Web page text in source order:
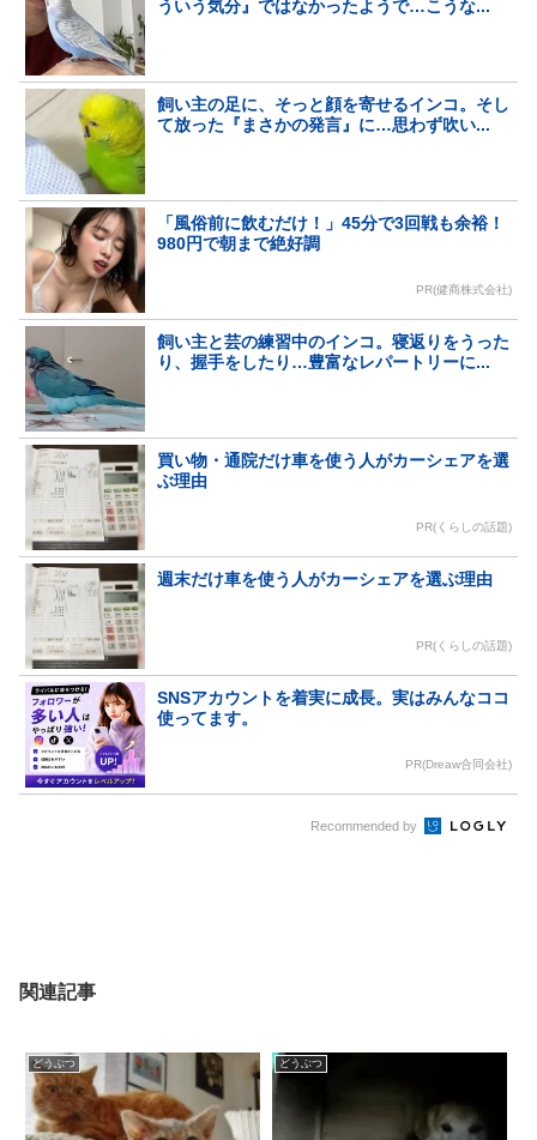
ういう気分』ではなかったようで…こうな...
飼い主の足に、そっと顔を寄せるインコ。そし
て放った『まさかの発言』に…思わず吹い...
「風俗前に飲むだけ！」45分で3回戦も余裕！
980円で朝まで絶好調
PR(健商株式会社)
飼い主と芸の練習中のインコ。寝返りをうった
り、握手をしたり…豊富なレパートリーに...
買い物・通院だけ車を使う人がカーシェアを選
ぶ理由
PR(くらしの話題)
週末だけ車を使う人がカーシェアを選ぶ理由
PR(くらしの話題)
SNSアカウントを着実に成長。実はみんなココ
使ってます。
PR(Dreaw合同会社)
Recommended by
関連記事
どうぶつ どうぶつ